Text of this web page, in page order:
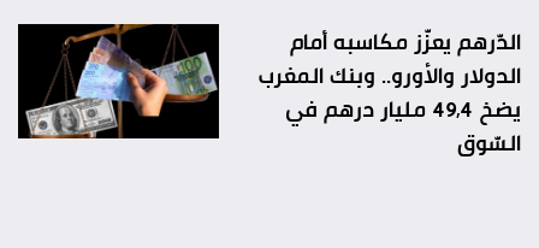
الدّرهم يعزّز مكاسبه أمام
الدولار والأورو.. وبنك المغرب
يضخ 49,4 مليار درهم في
السّوق